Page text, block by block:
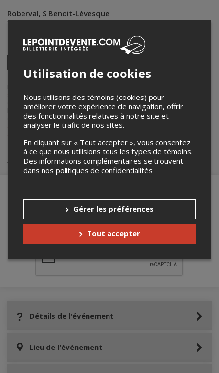
Roberval, S Benoit-Lévesque
345, boul. de la Jeunesse,ROBERVAL,QC,Canada
Partagez cet événement
LinkedinPinterestEnvoyer
par
services aux étudiants - Collège d'Almadans le cadre de l’affichage
en ligne et la vente de billets pour ses événements.
Pour plus d’information à propos de cet événement, veuillez
contacter l’organisateur de l’événement,Corporation des services
aux étudiants - Collège d'Alma, à
Achat de billets
Merci de confirmer que vous n'êtes pas un
robot ci-bas.
Détails de l'événement
Lieu de l'événement
Utilisation de cookies
Nous utilisons des témoins (cookies) pour
améliorer votre expérience de navigation, offrir
des fonctionnalités relatives à notre site et
analyser le trafic de nos sites.
En cliquant sur « Tout accepter », vous consentez
à ce que nous utilisions tous les types de témoins.
Des informations complémentaires se trouvent
dans nos politiques de confidentialités.
Gérer les préférences
Tout accepter